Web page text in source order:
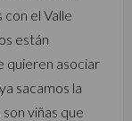
el Valle
están
quieren asociar
sacamos la
viñas que